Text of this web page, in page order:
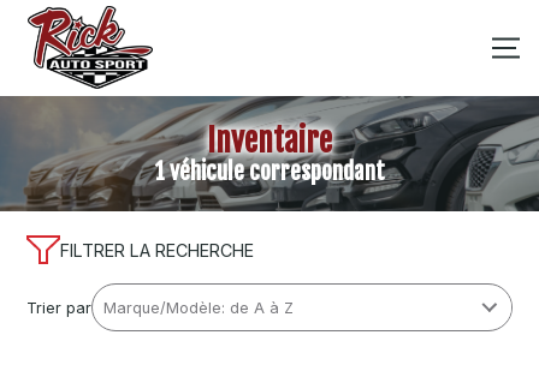
Inventaire
1 véhicule correspondant
FILTRER LA RECHERCHE
Trier par